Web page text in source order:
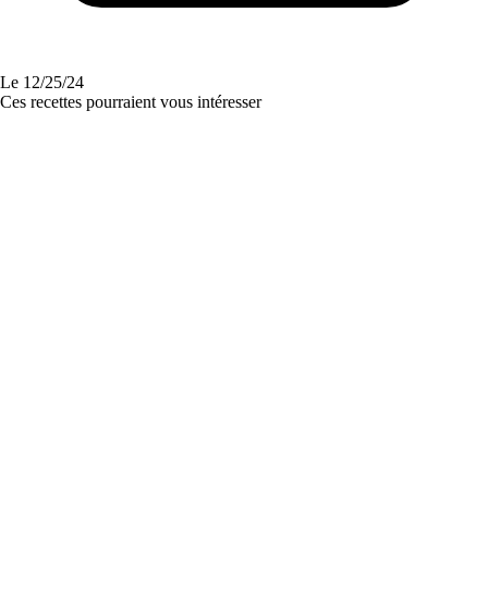
Le 12/25/24
Ces recettes pourraient vous intéresser